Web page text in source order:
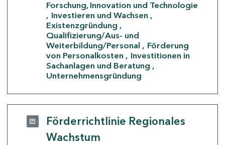
Forschung, Innovation und Technologie
Investieren und Wachsen
Existenzgründung
Qualifizierung/Aus- und
Weiterbildung/Personal
Förderung
von Personalkosten
Investitionen in
Sachanlagen und Beratung
Unternehmensgründung
Förderrichtlinie Regionales
Wachstum